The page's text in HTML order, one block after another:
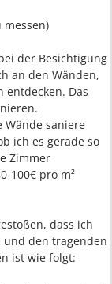
messen)
der Besichtigung
an den Wänden,
entdecken. Das
Wände saniere
ich es gerade so
Zimmer
100€ pro m²
dass ich
und den tragenden
ist wie folgt: